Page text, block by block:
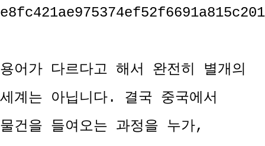
용어가 다르다고 해서 완전히 별개의
세계는 아닙니다. 결국 중국에서
물건을 들여오는 과정을 누가,